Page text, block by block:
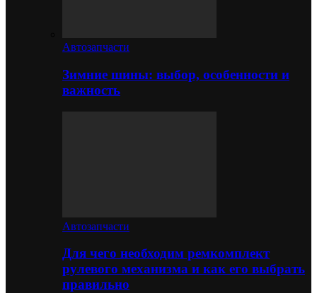
Автозапчасти
Зимние шины: выбор, особенности и
важность
Автозапчасти
Для чего необходим ремкомплект
рулевого механизма и как его выбрать
правильно